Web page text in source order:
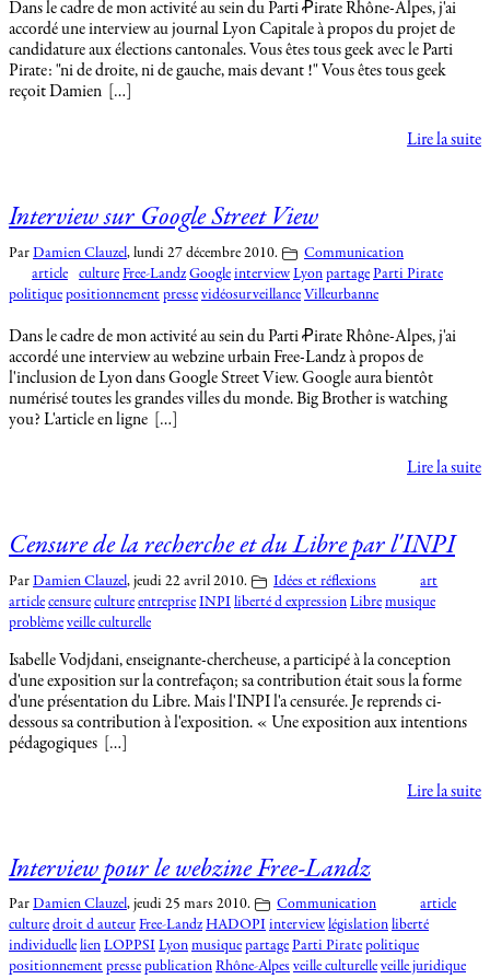
Dans le cadre de mon activité au sein du Parti Ꝓirate Rhône-Alpes, j'ai
accordé une interview au journal Lyon Capitale à propos du projet de
candidature aux élections cantonales. Vous êtes tous geek avec le Parti
Pirate: "ni de droite, ni de gauche, mais devant !" Vous êtes tous geek
reçoit Damien […]
Lire la suite
Interview sur Google Street View
Par Damien Clauzel, lundi 27 décembre 2010.
Communication
article
culture Free-Landz Google interview Lyon partage Parti Pirate
politique positionnement presse vidéosurveillance Villeurbanne
Dans le cadre de mon activité au sein du Parti Ꝓirate Rhône-Alpes, j'ai
accordé une interview au webzine urbain Free-Landz à propos de
l'inclusion de Lyon dans Google Street View. Google aura bientôt
numérisé toutes les grandes villes du monde. Big Brother is watching
you? L'article en ligne […]
Lire la suite
Censure de la recherche et du Libre par l'INPI
Par Damien Clauzel, jeudi 22 avril 2010. Idées et réflexions
art
article censure culture entreprise INPI liberté d expression Libre musique
problème veille culturelle
Isabelle Vodjdani, enseignante-chercheuse, a participé à la conception
d'une exposition sur la contrefaçon; sa contribution était sous la forme
d'une présentation du Libre. Mais l'INPI l'a censurée. Je reprends ci-
dessous sa contribution à l'exposition. « Une exposition aux intentions
pédagogiques […]
Lire la suite
Interview pour le webzine Free-Landz
Par Damien Clauzel, jeudi 25 mars 2010. Communication
article
culture droit d auteur Free-Landz HADOPI interview législation liberté
individuelle lien LOPPSI Lyon musique partage Parti Pirate politique
positionnement presse publication Rhône-Alpes veille culturelle veille juridique